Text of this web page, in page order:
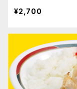
¥2,700